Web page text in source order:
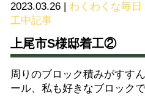
2023.03.26 |わくわくな毎
工中記事
上尾市S様邸着工②
周りのブロック積みがすす
ール、私も好きなブロック